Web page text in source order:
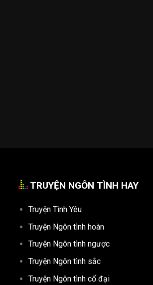
TRUYỆN NGÔN TÌNH HAY
Truyện Tình Yêu
Truyện Ngôn tình hoàn
Truyện Ngôn tình ngược
Truyện Ngôn tình sắc
Truyện Ngôn tình cổ đại